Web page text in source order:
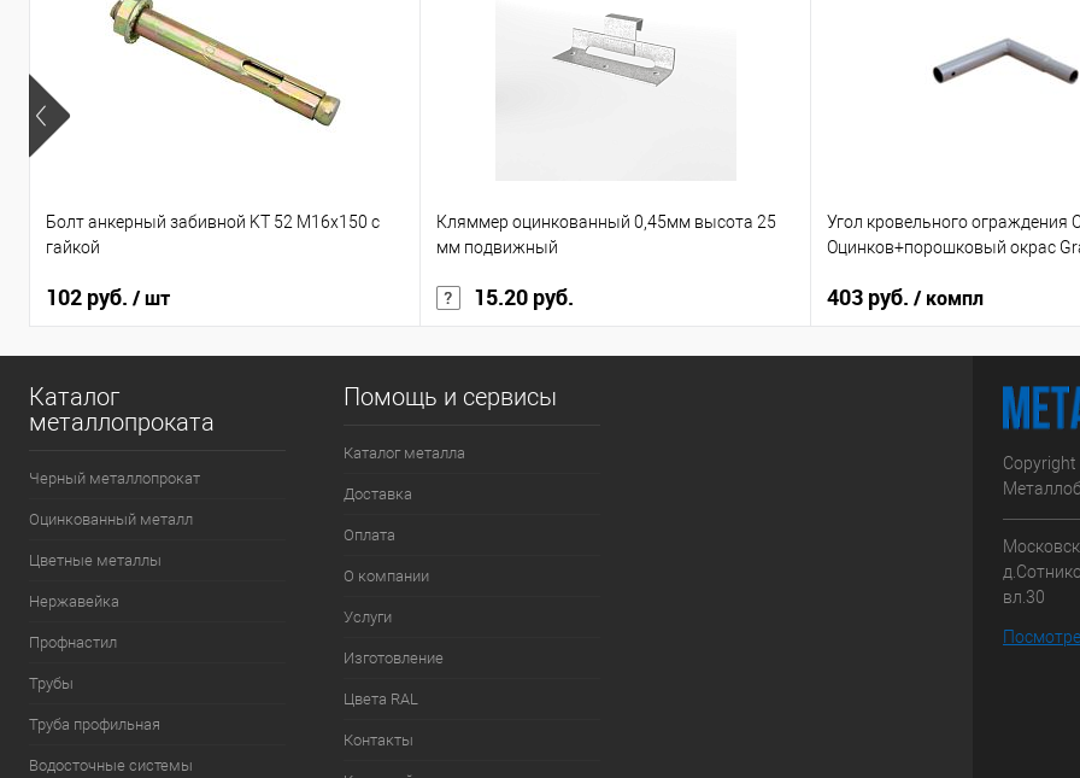
Болт анкерный забивной KT 52 М16х150 с
гайкой
102 руб. / шт
Кляммер оцинкованный 0,45мм высота 25
мм подвижный
15.20 руб.
Угол кровельного ограждения
Оцинков+порошковый окрас
403 руб. / компл
Каталог
металлопроката
Черный металлопрокат
Оцинкованный металл
Цветные металлы
Нержавейка
Профнастил
Трубы
Труба профильная
Водосточные системы
Помощь и сервисы
Каталог металла
Доставка
Оплата
О компании
Услуги
Изготовление
Цвета RAL
Контакты
вл.30